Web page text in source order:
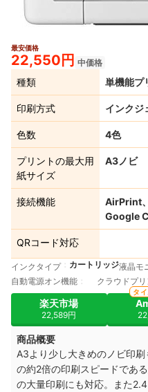
最安価格
22,550円 中価格
種類 単機能プ
印刷方式 インクジ
色数 4色
プリントの最大用
紙サイズ
A3ノビ
接続機能
AirPrint
Google
QRコード対応
インクタイプ カートリッジ液晶モ
自動電源オン機能
クラウドプ
楽天市場
22,589円
タ
商品概要
A3より少し大きめのノビ印
の約2倍の印刷スピードであ
の大量印刷にも対応。また